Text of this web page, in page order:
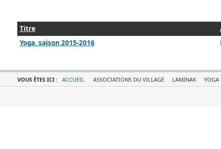
Titre
Yoga, saison 2015-2016
VOUS ÊTES ICI : ACCUEIL ASSOCIATIONS DU VILLAGE LAMINAK YOGA